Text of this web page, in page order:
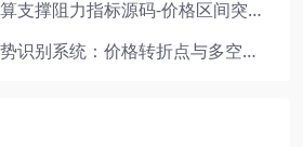
文华财经自动测算支撑阻力指标源码-价格区间突破多空
三图共振波段趋势识别系统：价格转折点与多空动能分析